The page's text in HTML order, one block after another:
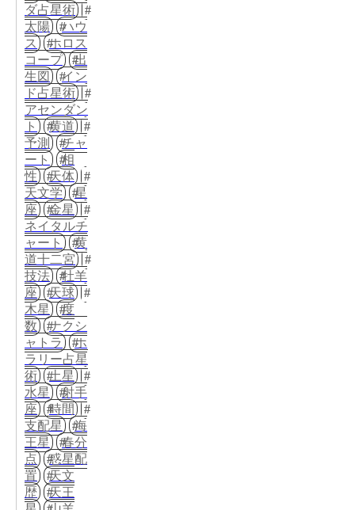
ダ占星術
太陽
ハウ
ス
ホロス
コープ
出
生図
イン
ド占星術
アセンダン
ト
黄道
予測
チャ
ート
相
性
天体
天文学
星
座
金星
ネイタルチ
ャート
黄
道十二宮
技法
牡羊
座
天球
木星
度
数
ナクシ
ャトラ
ホ
ラリー占星
術
土星
水星
射手
座
時間
支配星
海
王星
春分
点
惑星配
置
天文
歴
天王